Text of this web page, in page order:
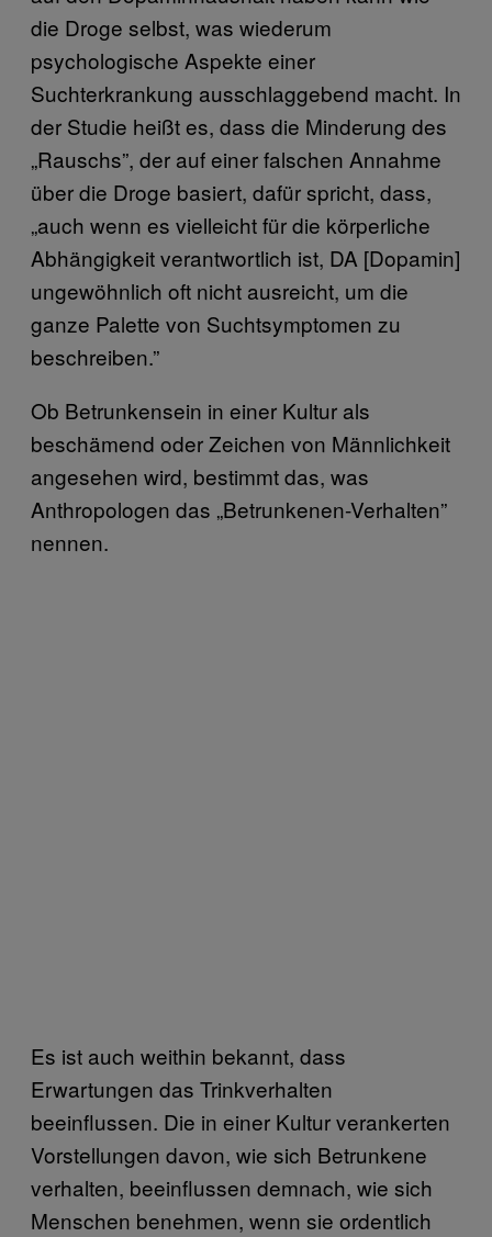
die Droge selbst, was wiederum
psychologische Aspekte einer
Suchterkrankung ausschlaggebend macht. In
der Studie heißt es, dass die Minderung des
„Rauschs”, der auf einer falschen Annahme
über die Droge basiert, dafür spricht, dass,
„auch wenn es vielleicht für die körperliche
Abhängigkeit verantwortlich ist, DA [Dopamin]
ungewöhnlich oft nicht ausreicht, um die
ganze Palette von Suchtsymptomen zu
beschreiben.”
Ob Betrunkensein in einer Kultur als
beschämend oder Zeichen von Männlichkeit
angesehen wird, bestimmt das, was
Anthropologen das „Betrunkenen-Verhalten”
nennen.
Es ist auch weithin bekannt, dass
Erwartungen das Trinkverhalten
beeinflussen. Die in einer Kultur verankerten
Vorstellungen davon, wie sich Betrunkene
verhalten, beeinflussen demnach, wie sich
Menschen benehmen, wenn sie ordentlich